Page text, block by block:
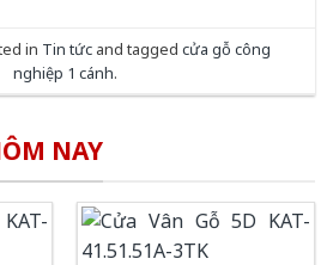
in Tin tứcand tagged cửa gỗ công
nghiệp 1 cánh.
NAY